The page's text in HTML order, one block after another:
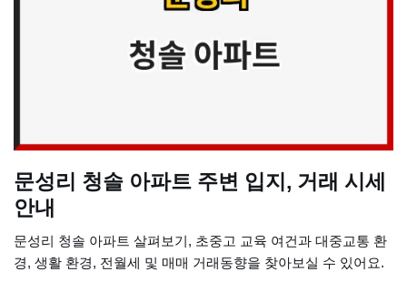
문성리 청솔 아파트 주변 입지, 거래 시세
안내
문성리 청솔 아파트 살펴보기, 초중고 교육 여건과 대중교통 환
경, 생활 환경, 전월세 및 매매 거래동향을 찾아보실 수 있어요.